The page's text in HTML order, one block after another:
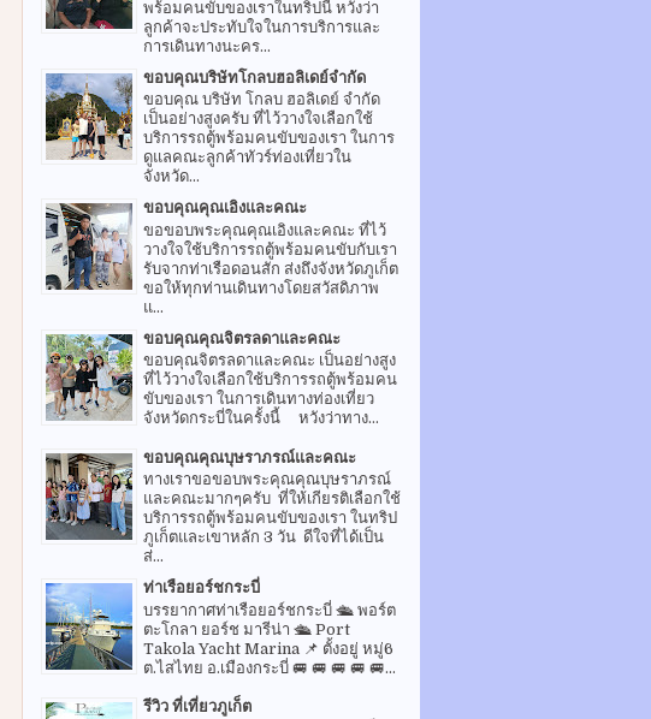
พร้อมคนขับของเราในทริปนี้ หวังว่า
ลูกค้าจะประทับใจในการบริการและ
การเดินทางนะคร...
ขอบคุณบริษัทโกลบฮอลิเดย์จำกัด
ขอบคุณ บริษัท โกลบ ฮอลิเดย์ จำกัด
เป็นอย่างสูงครับ ที่ไว้วางใจเลือกใช้
บริการรถตู้พร้อมคนขับของเรา ในการ
ดูแลคณะลูกค้าทัวร์ท่องเที่ยวใน
จังหวัด...
ขอบคุณคุณเอิงและคณะ
ขอขอบพระคุณคุณเอิงและคณะ ที่ไว้
วางใจใช้บริการรถตู้พร้อมคนขับกับเรา
รับจากท่าเรือดอนสัก ส่งถึงจังหวัดภูเก็ต
ขอให้ทุกท่านเดินทางโดยสวัสดิภาพ
แ...
ขอบคุณคุณจิตรลดาและคณะ
ขอบคุณจิตรลดาและคณะ เป็นอย่างสูง
ที่ไว้วางใจเลือกใช้บริการรถตู้พร้อมคน
ขับของเรา ในการเดินทางท่องเที่ยว
จังหวัดกระบี่ในครั้งนี้ หวังว่าทาง...
ขอบคุณคุณบุษราภรณ์และคณะ
ทางเราขอขอบพระคุณคุณบุษราภรณ์
และคณะมากๆครับ ที่ให้เกียรติเลือกใช้
บริการรถตู้พร้อมคนขับของเรา ในทริป
ภูเก็ตและเขาหลัก 3 วัน ดีใจที่ได้เป็น
ส่...
ท่าเรือยอร์ชกระบี่
บรรยากาศท่าเรือยอร์ชกระบี่ 🛳 พอร์ต
ตะโกลา ยอร์ช มารีน่า 🛳 Port
Takola Yacht Marina 📌 ตั้งอยู่ หมู่6
ต.ไสไทย อ.เมืองกระบี่ 🚐 🚐 🚐 🚐 🚐...
รีวิว ที่เที่ยวภูเก็ต